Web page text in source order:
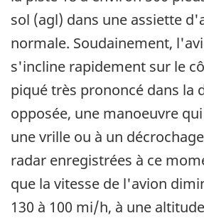
sol (agl) dans une assiette
normale. Soudainement,
s'incline rapidement sur le
piqué très prononcé dans la
opposée, une manoeuvre
une vrille ou à un
radar enregistrées à ce
que la vitesse de l'avion
130 à 100 mi/h, à une